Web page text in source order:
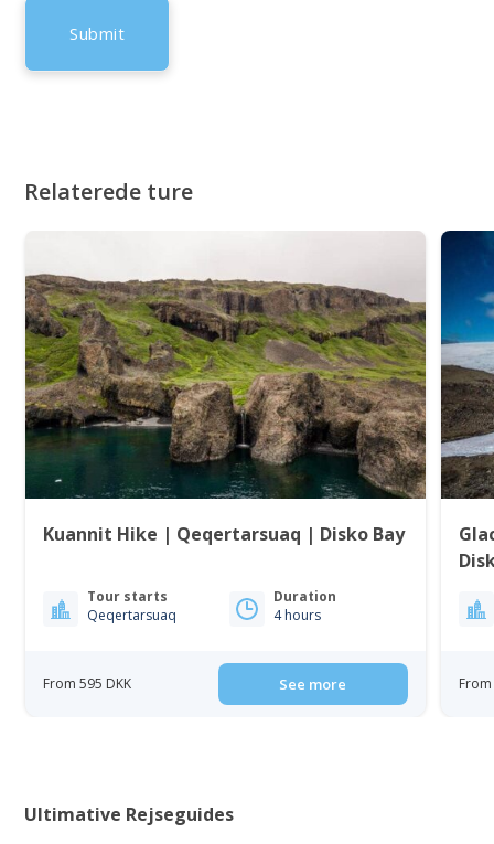
Relaterede ture
Kuannit Hike | Qeqertarsuaq | Disko Bay
Tour starts
Qeqertarsuaq
Duration
4 hours
From 595 DKK See more From
Ultimative Rejseguides